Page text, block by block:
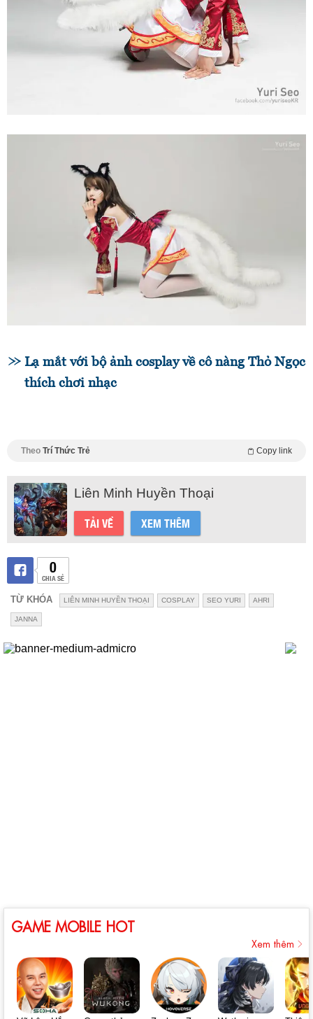
Lạ mắt với bộ ảnh cosplay về cô nàng Thỏ Ngọc
thích chơi nhạc
Theo Trí Thức Trẻ Copy link
Liên Minh Huyền Thoại
TẢI VỀ XEM THÊM
0
CHIA SẺ
TỪ KHÓA LIÊN MINH HUYỀN THOẠI COSPLAY SEO YURI AHRI
JANNA
GAME MOBILE HOT
Xem thêm